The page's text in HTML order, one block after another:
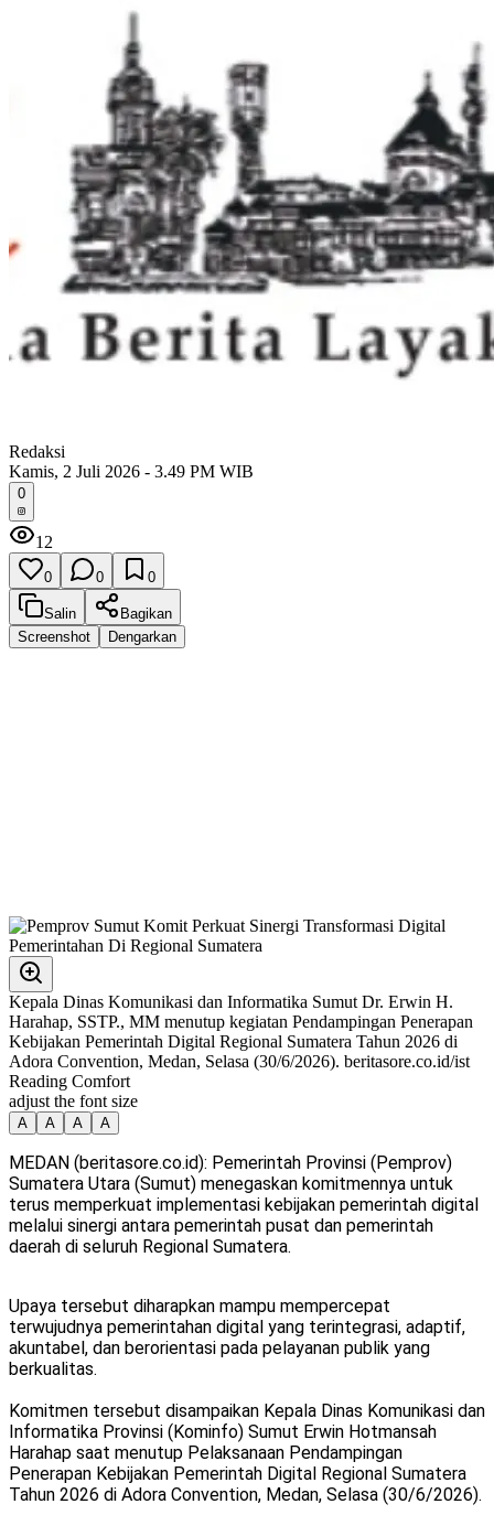
Redaksi
Kamis, 2 Juli 2026 - 3.49 PM WIB
0
12
0 0 0
Salin
Bagikan
Screenshot
Dengarkan
Kepala Dinas Komunikasi dan Informatika Sumut Dr. Erwin H.
Harahap, SSTP., MM menutup kegiatan Pendampingan Penerapan
Kebijakan Pemerintah Digital Regional Sumatera Tahun 2026 di
Adora Convention, Medan, Selasa (30/6/2026). beritasore.co.id/ist
Reading Comfort
adjust the font size
A A A A
MEDAN (beritasore.co.id): Pemerintah Provinsi (Pemprov)
Sumatera Utara (Sumut) menegaskan komitmennya untuk
terus memperkuat implementasi kebijakan pemerintah digital
melalui sinergi antara pemerintah pusat dan pemerintah
daerah di seluruh Regional Sumatera.
Upaya tersebut diharapkan mampu mempercepat
terwujudnya pemerintahan digital yang terintegrasi, adaptif,
akuntabel, dan berorientasi pada pelayanan publik yang
berkualitas.
Komitmen tersebut disampaikan Kepala Dinas Komunikasi dan
Informatika Provinsi (Kominfo) Sumut Erwin Hotmansah
Harahap saat menutup Pelaksanaan Pendampingan
Penerapan Kebijakan Pemerintah Digital Regional Sumatera
Tahun 2026 di Adora Convention, Medan, Selasa (30/6/2026).